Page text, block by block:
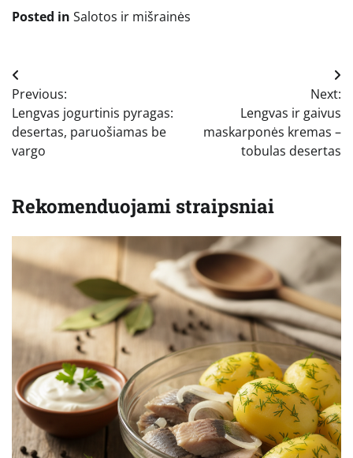
Posted in Salotos ir mišrainės
Navigacija
tarp
įrašų
Previous:
Lengvas jogurtinis pyragas:
desertas, paruošiamas be
vargo
Next:
Lengvas ir gaivus
maskarponės kremas –
tobulas desertas
Rekomenduojami straipsniai